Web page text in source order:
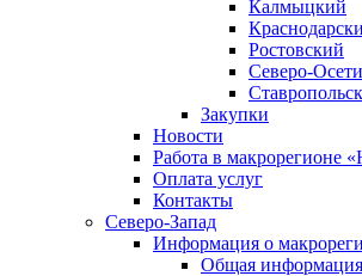
Калмыцкий
Ростовский
Северо-
Закупки
Новости
Работа в макрорегионе
Оплата услуг
Контакты
Северо-Запад
Информация о
Общая информация